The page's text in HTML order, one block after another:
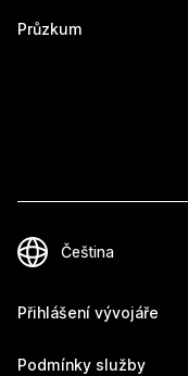
Průzkum
Přihlášení vývojáře
Podmínky služby